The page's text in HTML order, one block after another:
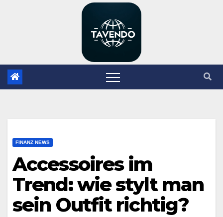
FINANZ NEWS
Accessoires im
Trend: wie stylt man
sein Outfit richtig?